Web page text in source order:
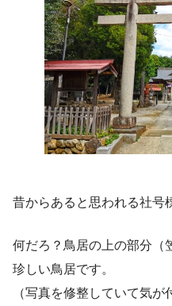
昔からあると思われる社号
何だろ？鳥居の上の部分（
珍しい鳥居です。
（写真を修整していて気が